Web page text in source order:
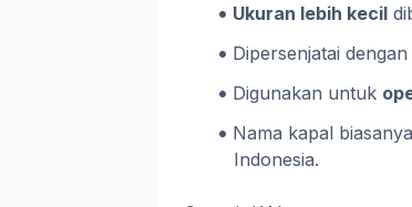
Ukuran lebih kecil
Dipersenjatai dengan
Digunakan untuk
Nama kapal
Indonesia.